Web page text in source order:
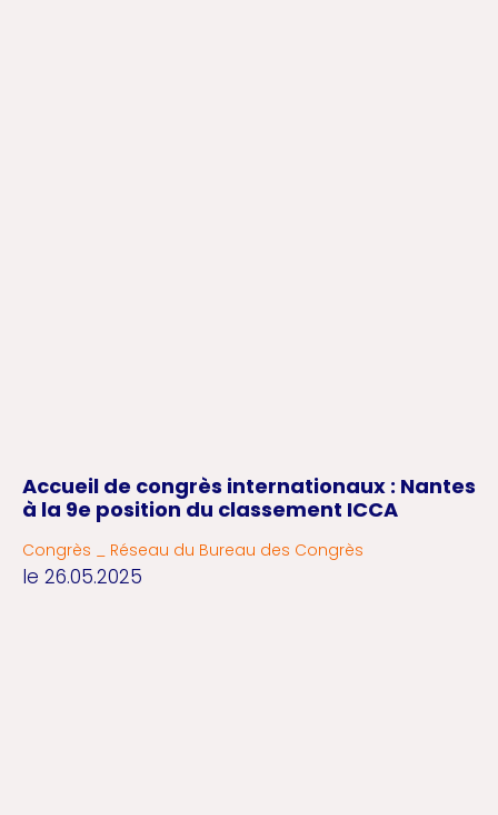
Accueil de congrès internationaux : Nantes
à la 9e position du classement ICCA
Congrès _ Réseau du Bureau des Congrès
le 26.05.2025